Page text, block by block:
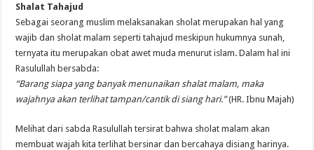
Shalat Tahajud
Sebagai seorang muslim melaksanakan sholat merupakan hal yang
wajib dan sholat malam seperti tahajud meskipun hukumnya sunah,
ternyata itu merupakan obat awet muda menurut islam. Dalam hal ini
Rasulullah bersabda:
“Barang siapa yang banyak menunaikan shalat malam, maka
wajahnya akan terlihat tampan/cantik di siang hari.”(HR. Ibnu Majah)
Melihat dari sabda Rasulullah tersirat bahwa sholat malam akan
membuat wajah kita terlihat bersinar dan bercahaya disiang harinya.